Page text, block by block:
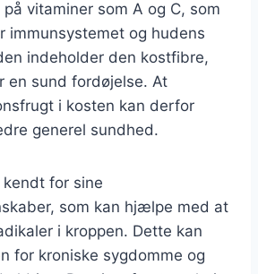
vitaminer som A og C, som
immunsystemet og hudens
indeholder den kostfibre,
en sund fordøjelse. At
i kosten kan derfor
generel sundhed.
for sine
som kan hjælpe med at
i kroppen. Dette kan
for kroniske sygdomme og